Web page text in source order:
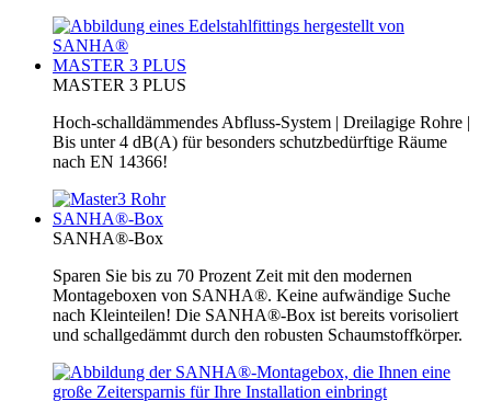
MASTER 3 PLUS
MASTER 3 PLUS
Hoch-schalldämmendes Abfluss-System | Dreilagige Rohre |
Bis unter 4 dB(A) für besonders schutzbedürftige Räume
nach EN 14366!
SANHA®-Box
SANHA®-Box
Sparen Sie bis zu 70 Prozent Zeit mit den modernen
Montageboxen von SANHA®. Keine aufwändige Suche
nach Kleinteilen! Die SANHA®-Box ist bereits vorisoliert
und schallgedämmt durch den robusten Schaumstoffkörper.